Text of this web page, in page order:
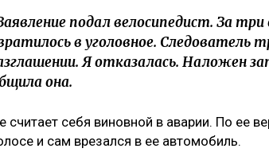
подал велосипедист. За
в уголовное. Следователь
Я отказалась. Наложен
она.
считает себя виновной в аварии. По ее
и сам врезался в ее автомобиль.